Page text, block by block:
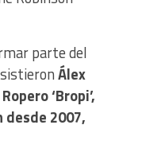
parte del
Álex
‘Bropi’,
2007,